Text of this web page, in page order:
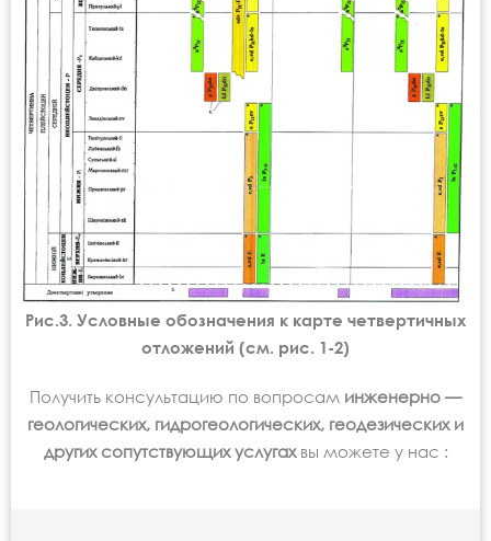
Рис.3. Условные обозначения к карте четвертичных
отложений (см. рис. 1-2)
Получить консультацию по вопросам инженерно —
геологических, гидрогеологических, геодезических и
других сопутствующих услугах вы можете у нас :